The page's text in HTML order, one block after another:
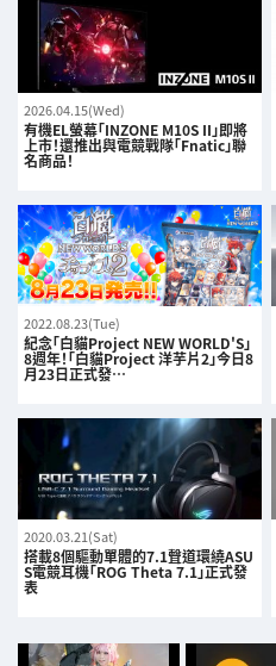
2026.04.15(Wed)
有機EL螢幕「INZONE M10S II」即將
上市！還推出與電競戰隊「Fnatic」聯
名商品！
2022.08.23(Tue)
紀念「白貓Project NEW WORLD'S」
8週年！「白貓Project 洋芋片2」今日8
月23日正式發…
2020.03.21(Sat)
搭載8個驅動單體的7.1聲道環繞ASU
S電競耳機「ROG Theta 7.1」正式發
表